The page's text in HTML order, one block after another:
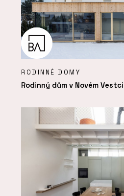
RODINNÉ DOMY
Rodinný dům v Novém Vestci